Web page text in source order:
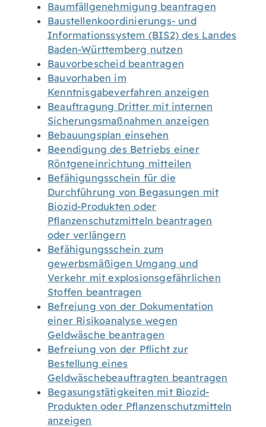
Baumfällgenehmigung beantragen
Baustellenkoordinierungs- und
Informationssystem (BIS2) des Landes
Baden-Württemberg nutzen
Bauvorbescheid beantragen
Bauvorhaben im
Kenntnisgabeverfahren anzeigen
Beauftragung Dritter mit internen
Sicherungsmaßnahmen anzeigen
Bebauungsplan einsehen
Beendigung des Betriebs einer
Röntgeneinrichtung mitteilen
Befähigungsschein für die
Durchführung von Begasungen mit
Biozid-Produkten oder
Pflanzenschutzmitteln beantragen
oder verlängern
Befähigungsschein zum
gewerbsmäßigen Umgang und
Verkehr mit explosionsgefährlichen
Stoffen beantragen
Befreiung von der Dokumentation
einer Risikoanalyse wegen
Geldwäsche beantragen
Befreiung von der Pflicht zur
Bestellung eines
Geldwäschebeauftragten beantragen
Begasungstätigkeiten mit Biozid-
Produkten oder Pflanzenschutzmitteln
anzeigen